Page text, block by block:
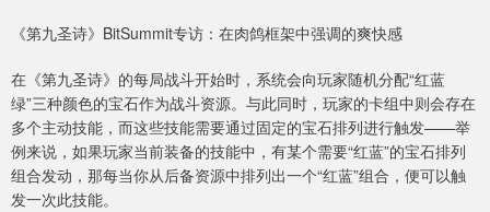
《第九圣诗》BitSummit专访：在肉鸽框架中强调的爽快感
在《第九圣诗》的每局战斗开始时，系统会向玩家随机分配“红蓝
绿”三种颜色的宝石作为战斗资源。与此同时，玩家的卡组中则会存在
多个主动技能，而这些技能需要通过固定的宝石排列进行触发——举
例来说，如果玩家当前装备的技能中，有某个需要“红蓝”的宝石排列
组合发动，那每当你从后备资源中排列出一个“红蓝”组合，便可以触
发一次此技能。